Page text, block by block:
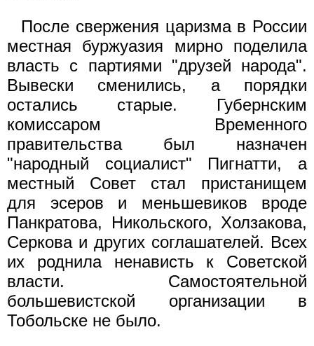
После свержения царизма в России
местная буржуазия мирно поделила
власть с партиями "друзей народа".
Вывески сменились, а порядки
остались старые. Губернским
комиссаром Временного
правительства был назначен
"народный социалист" Пигнатти, а
местный Совет стал пристанищем
для эсеров и меньшевиков вроде
Панкратова, Никольского, Холзакова,
Серкова и других соглашателей. Всех
их роднила ненависть к Советской
власти. Самостоятельной
большевистской организации в
Тобольске не было.